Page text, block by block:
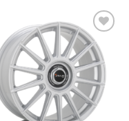
Aggiungi
alla lista
dei
desideri